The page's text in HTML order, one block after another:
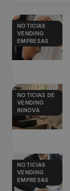
NOTICIAS
VENDING
EMPRESAS
NOTICIAS DE
VENDING
INNOVA
NOTICIAS
VENDING
EMPRESAS